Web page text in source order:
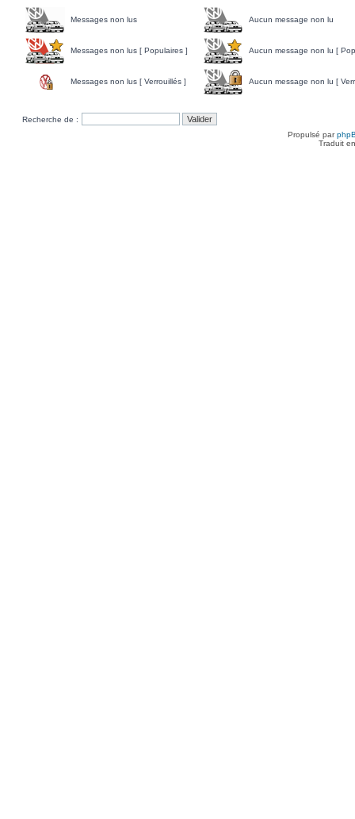
Messages non lus Aucun message non lu
Messages non lus [ Populaires ] Aucun message non lu [
Messages non lus [ Verrouillés ] Aucun message non lu [
Recherche de :
Propulsé par
Traduit